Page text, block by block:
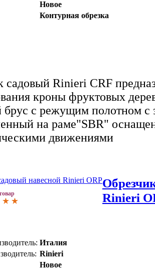
Новое
Контурная обрезка
садовый Rinieri CRF
кроны фруктовых
брус с режущим полотном с
на раме"SBR"
движениями
Rinieri
Италия
Rinieri
Новое